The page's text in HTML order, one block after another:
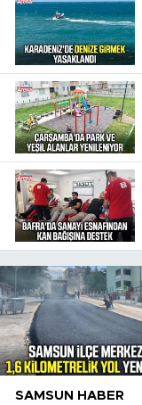
SAMSUN HABER